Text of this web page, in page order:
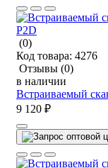
(0)
Код товара: 4276
Отзывы (0)
в наличии
Встраиваемый
9 120 ₽